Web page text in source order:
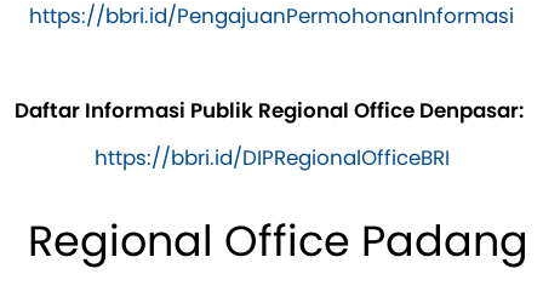
https://bbri.id/PengajuanPermohonanInformasi
Daftar Informasi Publik Regional Office Denpasar:
https://bbri.id/DIPRegionalOfficeBRI
Regional Office Padang